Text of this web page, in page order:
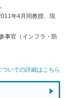
年4月同教授、現
事官（インフラ・防
いての詳細はこちら